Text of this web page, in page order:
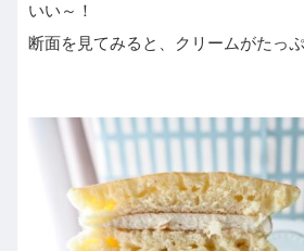
いい～！
断面を見てみると、クリームがたっぷ